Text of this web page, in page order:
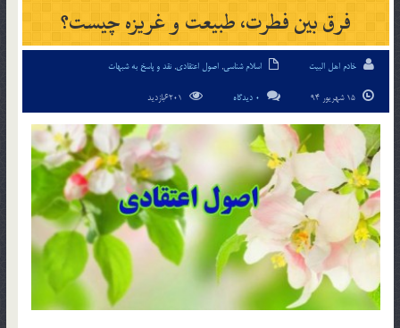
فرق بين فطرت، طبيعت و غريزه چيست؟
خادم اهل البیت اسلام شناسی, اصول اعتقادی, نقد و پاسخ به شبهات
0 دیدگاه